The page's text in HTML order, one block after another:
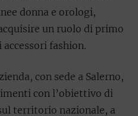
donna e orologi,
un ruolo di primo
fashion.
con sede a Salerno,
con l’obiettivo di
territorio nazionale, a